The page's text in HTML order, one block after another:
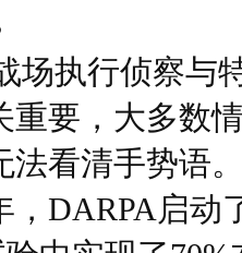
场执行侦察与
重要，大多数
法看清手势语
，DARPA启动